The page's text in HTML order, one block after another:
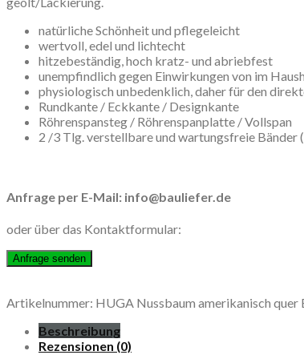
natürliche Schönheit und pflegeleicht
wertvoll, edel und lichtecht
hitzebeständig, hoch kratz- und abriebfest
unempfindlich gegen Einwirkungen von im
physiologisch unbedenklich, daher für den
Rundkante / Eckkante / Designkante
Röhrenspansteg / Röhrenspanplatte / Vollspan
2 /3 Tlg. verstellbare und wartungsfreie Bänder
Anfrage per E-Mail: info@bauliefer.de
oder über das Kontaktformular:
Artikelnummer: HUGA Nussbaum amerikanisch quer
Beschreibung
Rezensionen (0)